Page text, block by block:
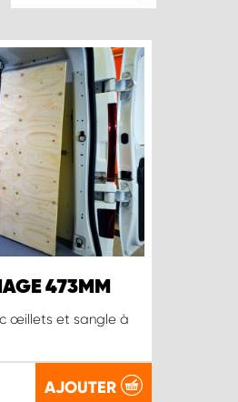
473MM
œillets et sangle à
AJOUTER